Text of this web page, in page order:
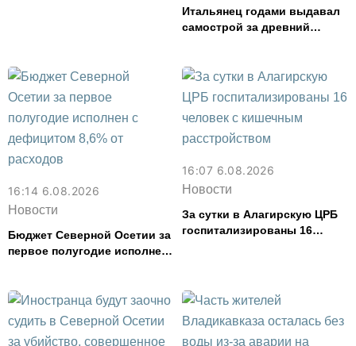
Итальянец годами выдавал
самострой за древний
16:14 6.08.2026
Новости
Бюджет Северной Осетии за
первое полугодие исполнен
16:07 6.08.2026
Новости
За сутки в Алагирскую ЦРБ
госпитализированы 16